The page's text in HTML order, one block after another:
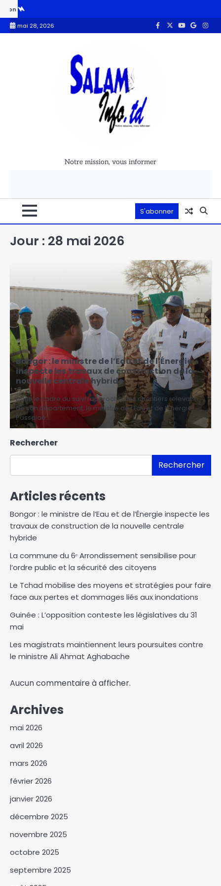
la nouvelle centrale hybride
mai 28, 2026
Notre mission, vous informer
S'abonner
Jour : 28 mai 2026
Bongor : le ministre de l’Eau et de l’Énergie
inspecte les travaux de construction de la
nouvelle centrale hybride
Dans le cadre du suivi rapproché des chantiers relevant
de son département, le ministre de l’Eau et de l’Énergie,
Passalaé…
Rechercher
Rechercher
Articles récents
Bongor : le ministre de l’Eau et de l’Énergie inspecte les
travaux de construction de la nouvelle centrale
hybride
La commune du 6ᵉ Arrondissement sensibilise pour
l’ordre public et la sécurité des citoyens
Le Tchad mobilise des moyens et stratégies pour faire
face aux pertes et dommages liés aux inondations
Guinée : L’opposition conteste les législatives du 31
mai
Les magistrats maintiennent leurs poursuites contre
le ministre Ali Ahmat Aghabache
Aucun commentaire à afficher.
Archives
mai 2026
avril 2026
mars 2026
février 2026
janvier 2026
décembre 2025
novembre 2025
octobre 2025
septembre 2025